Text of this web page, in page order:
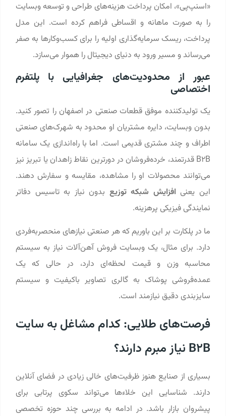
«اسنپ‌پی»، امکان پرداخت هزینه‌های طراحی و توسعه وبسایت
را به صورت ماهانه و اقساطی فراهم کرده است. این مدل
پرداخت، ریسک سرمایه‌گذاری اولیه را برای کسب‌وکارها به صفر
می‌رساند و مسیر ورود به دنیای دیجیتال را هموار می‌سازد.
عبور از محدودیت‌های جغرافیایی با پلتفرم
اختصاصی
یک تولیدکننده موفق قطعات صنعتی در اصفهان را تصور کنید.
بدون وبسایت، دایره مشتریان او محدود به شهرک‌های صنعتی
اطراف و چند مشتری قدیمی است. اما با راه‌اندازی یک سامانه
B2B قدرتمند، خرده‌فروشان در دورترین نقاط زاهدان یا تبریز نیز
می‌توانند محصولات او را مشاهده، مقایسه و سفارش دهند.
این یعنیافزایش شبکه توزیعبدون نیاز به تاسیس دفاتر
نمایندگی فیزیکی پرهزینه.
ما در پلکارت بر این باوریم که هر صنعتی نیازهای منحصر‌به‌فردی
دارد. برای مثال، یک وبسایت فروش آهن‌آلات نیاز به سیستم
محاسبه وزن و قیمت لحظه‌ای دارد، در حالی که یک
عمده‌فروشی پوشاک به گالری تصاویر باکیفیت و سیستم
سایزبندی دقیق نیازمند است.
فرصت‌های طلایی: کدام مشاغل به سایت
B2B نیاز مبرم دارند؟
بسیاری از صنایع هنوز ظرفیت‌های خالی زیادی در فضای آنلاین
دارند. شناسایی این خلاءها می‌تواند سکوی پرتابی برای
پیشروان بازار باشد. در ادامه به بررسی چند حوزه تخصصی